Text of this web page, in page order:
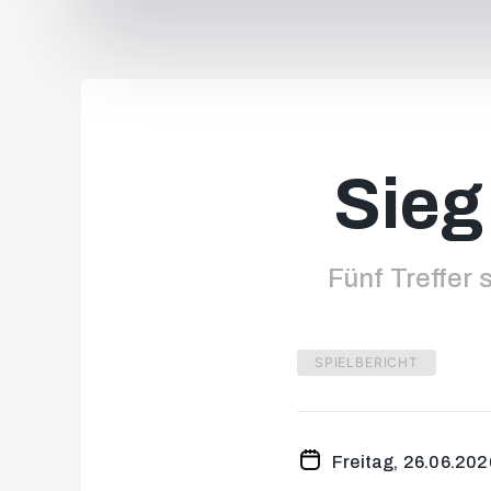
Fünf Treffer
SPIELBERICHT
Freitag,